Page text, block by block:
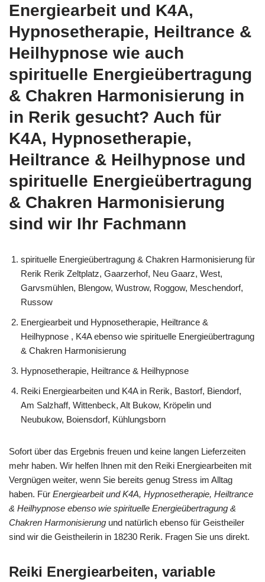
Energiearbeit und K4A,
Hypnosetherapie, Heiltrance &
Heilhypnose wie auch
spirituelle Energieübertragung
& Chakren Harmonisierung in
in Rerik gesucht? Auch für
K4A, Hypnosetherapie,
Heiltrance & Heilhypnose und
spirituelle Energieübertragung
& Chakren Harmonisierung
sind wir Ihr Fachmann
spirituelle Energieübertragung & Chakren Harmonisierung für
Rerik Rerik Zeltplatz, Gaarzerhof, Neu Gaarz, West,
Garvsmühlen, Blengow, Wustrow, Roggow, Meschendorf,
Russow
Energiearbeit und Hypnosetherapie, Heiltrance &
Heilhypnose , K4A ebenso wie spirituelle Energieübertragung
& Chakren Harmonisierung
Hypnosetherapie, Heiltrance & Heilhypnose
Reiki Energiearbeiten und K4A in Rerik, Bastorf, Biendorf,
Am Salzhaff, Wittenbeck, Alt Bukow, Kröpelin und
Neubukow, Boiensdorf, Kühlungsborn
Sofort über das Ergebnis freuen und keine langen Lieferzeiten
mehr haben. Wir helfen Ihnen mit den Reiki Energiearbeiten mit
Vergnügen weiter, wenn Sie bereits genug Stress im Alltag
haben. Für Energiearbeit und K4A, Hypnosetherapie, Heiltrance
& Heilhypnose ebenso wie spirituelle Energieübertragung &
Chakren Harmonisierung und natürlich ebenso für Geistheiler
sind wir die Geistheilerin in 18230 Rerik. Fragen Sie uns direkt.
Reiki Energiearbeiten, variable